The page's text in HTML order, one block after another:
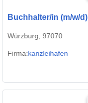
Buchhalter/in (m/w/d)
Würzburg, 97070
Firma:kanzleihafen